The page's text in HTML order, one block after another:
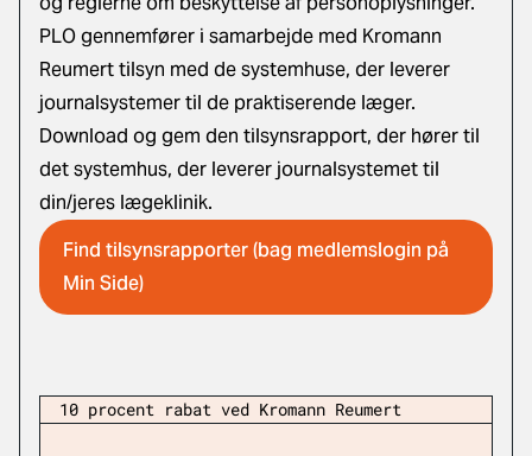
PLO gennemfører i samarbejde med Kromann
Reumert tilsyn med de systemhuse, der leverer
journalsystemer til de praktiserende læger.
Download og gem den tilsynsrapport, der hører til
det systemhus, der leverer journalsystemet til
din/jeres lægeklinik.
Find tilsynsrapporter (bag medlemslogin på
Min Side)
10 procent rabat ved Kromann Reumert